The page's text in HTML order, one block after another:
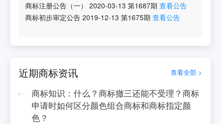
商标注册公告（一）
2020-03-13 第1687期 查看公告
商标初步审定公告 2019-12-13 第1675期 查看公告
近期商标资讯 查看全部 >
商标知识：什么？商标撤三还能不受理？商标
申请时如何区分颜色组合商标和商标指定颜
色？